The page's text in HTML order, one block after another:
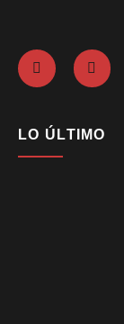
LO ÚLTIMO